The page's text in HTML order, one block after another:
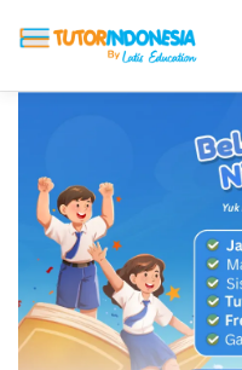
ABOUT US
BIAYA LES
BLOG DAFTAR